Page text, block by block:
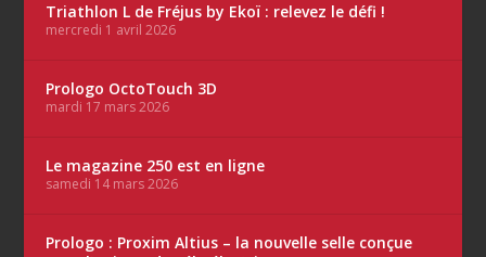
Triathlon L de Fréjus by Ekoï : relevez le défi !
mercredi 1 avril 2026
Prologo OctoTouch 3D
mardi 17 mars 2026
Le magazine 250 est en ligne
samedi 14 mars 2026
Prologo : Proxim Altius – la nouvelle selle conçue